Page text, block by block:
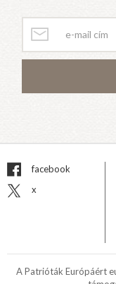
facebook
x
A Patrióták Európáért